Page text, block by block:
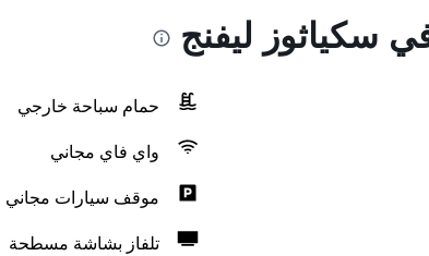
سكياثوز ليفنج
حمام سباحة خارجي
واي فاي مجاني
موقف سيارات مجاني
تلفاز بشاشة مسطحة